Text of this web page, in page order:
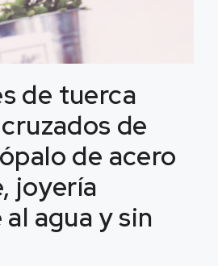
de tuerca
de
de acero
joyería
agua y sin